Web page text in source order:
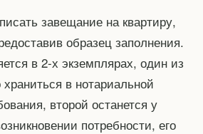
завещание на квартиру,
образец заполнения.
в 2-х экземплярах, один из
в нотариальной
второй останется у
потребности, его